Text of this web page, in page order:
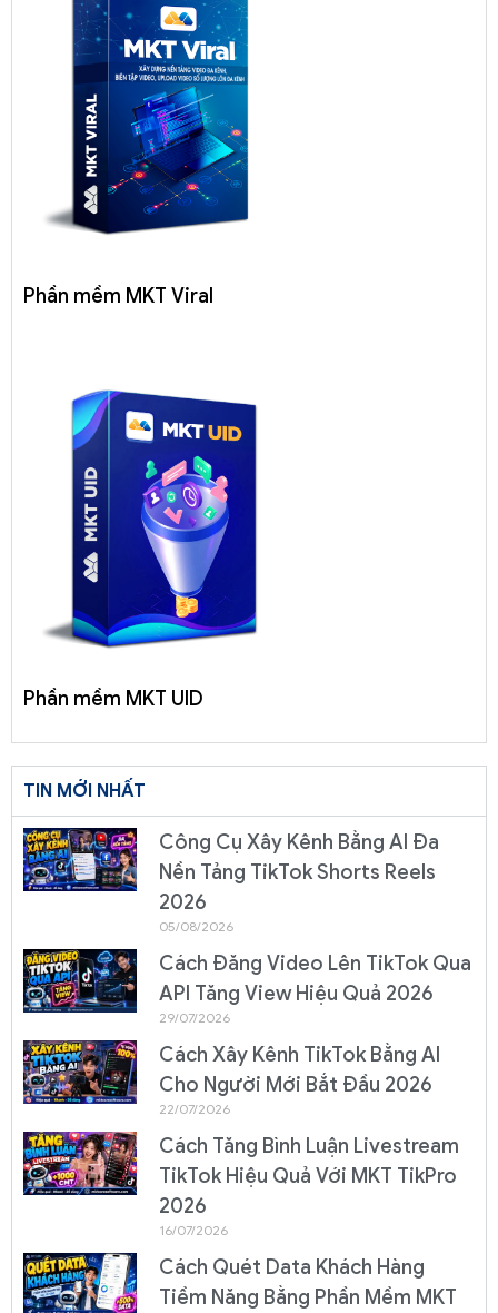
Phần mềm MKT Viral
Phần mềm MKT UID
TIN MỚI NHẤT
Công Cụ Xây Kênh Bằng AI Đa
Nền Tảng TikTok Shorts Reels
2026
05/08/2026
Cách Đăng Video Lên TikTok Qua
API Tăng View Hiệu Quả 2026
29/07/2026
Cách Xây Kênh TikTok Bằng AI
Cho Người Mới Bắt Đầu 2026
22/07/2026
Cách Tăng Bình Luận Livestream
TikTok Hiệu Quả Với MKT TikPro
2026
16/07/2026
Cách Quét Data Khách Hàng
Tiềm Năng Bằng Phần Mềm MKT